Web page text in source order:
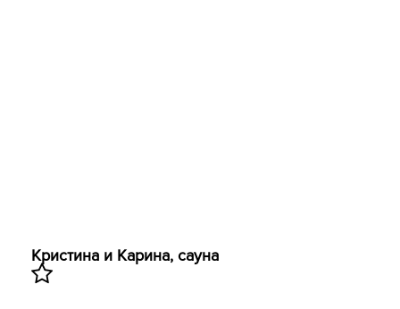
Кристина и Карина, сауна